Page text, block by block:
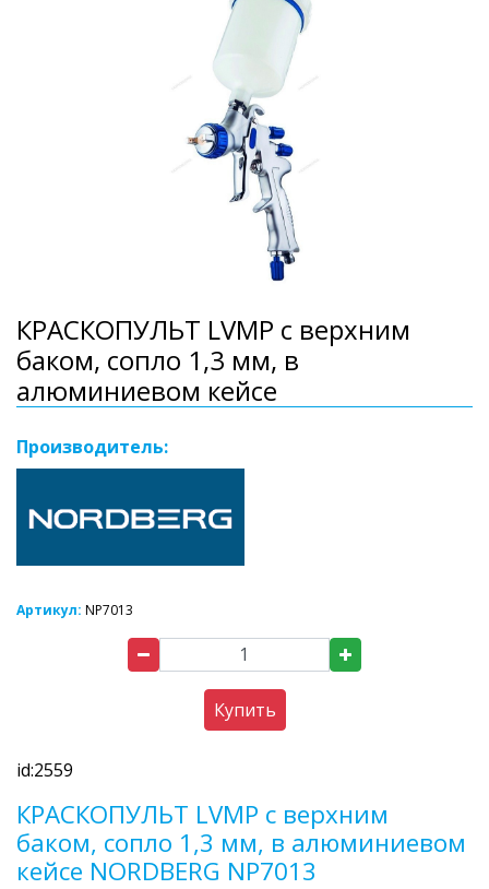
КРАСКОПУЛЬТ LVMP с верхним
баком, сопло 1,3 мм, в
алюминиевом кейсе
Производитель:
Артикул: NP7013
Купить
id:2559
КРАСКОПУЛЬТ LVMP с верхним
баком, сопло 1,3 мм, в алюминиевом
кейсе NORDBERG NP7013